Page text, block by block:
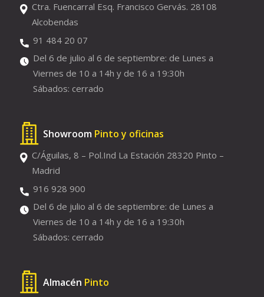
Ctra. Fuencarral Esq. Francisco Gervás. 28108
Alcobendas
91 484 20 07
Del 6 de julio al 6 de septiembre: de Lunes a
Viernes de 10 a 14h y de 16 a 19:30h
Sábados: cerrado
Showroom Pinto y oficinas
C/Águilas, 8 – Pol.Ind La Estación 28320 Pinto –
Madrid
916 928 900
Del 6 de julio al 6 de septiembre: de Lunes a
Viernes de 10 a 14h y de 16 a 19:30h
Sábados: cerrado
Almacén Pinto